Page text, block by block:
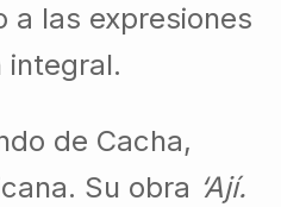
a las expresiones
integral.
de Cacha,
Su obra ‘Ají.